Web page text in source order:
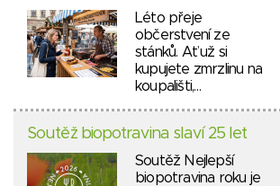
Léto přeje
občerstvení ze
stánků. Ať už si
kupujete zmrzlinu na
koupališti,…
Soutěž biopotravina slaví 25 let
Soutěž Nejlepší
biopotravina roku je